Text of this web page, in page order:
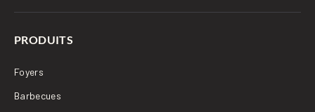
PRODUITS
Foyers
Barbecues